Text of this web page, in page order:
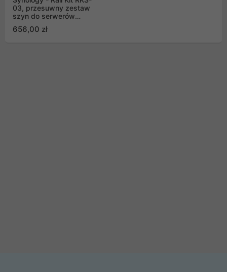
03, przesuwny zestaw
szyn do serwerów
656,00 zł